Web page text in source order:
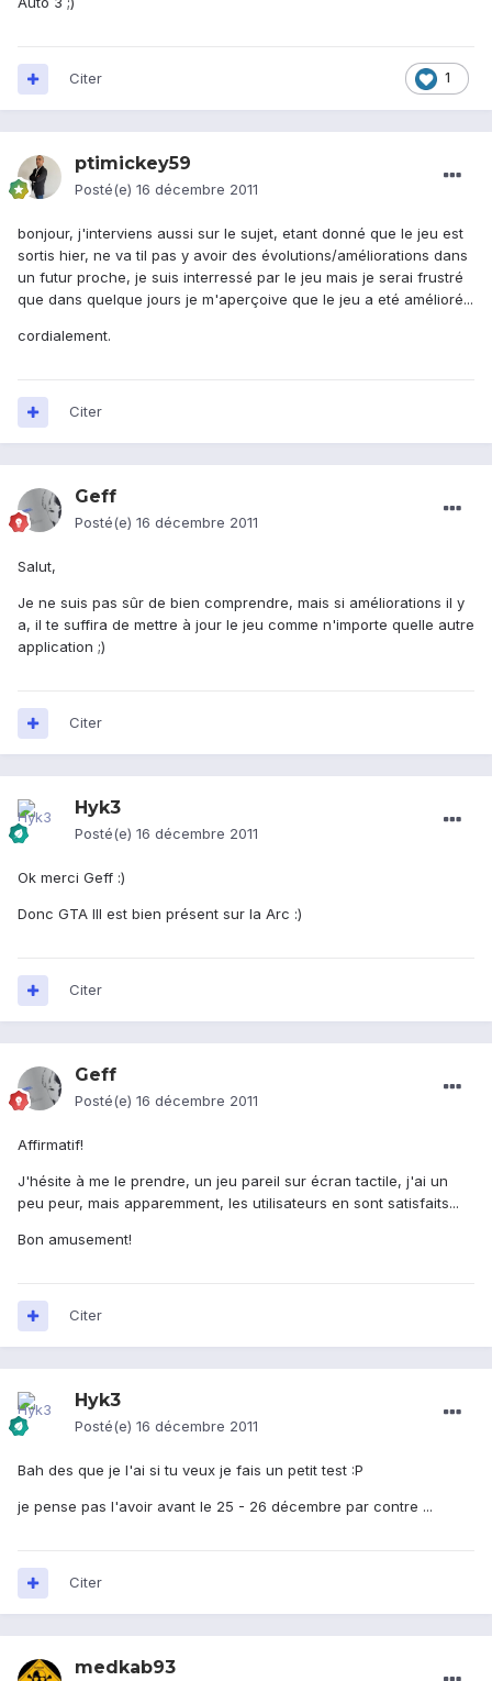
1
Citer
ptimickey59
Posté(e) 16 décembre 2011
bonjour, j'interviens aussi sur le sujet, etant donné que le jeu est
sortis hier, ne va til pas y avoir des évolutions/améliorations dans
un futur proche, je suis interressé par le jeu mais je serai frustré
que dans quelque jours je m'aperçoive que le jeu a eté amélioré...
cordialement.
Citer
Geff
Posté(e) 16 décembre 2011
Salut,
Je ne suis pas sûr de bien comprendre, mais si améliorations il y
a, il te suffira de mettre à jour le jeu comme n'importe quelle autre
application ;)
Citer
Hyk3
Posté(e) 16 décembre 2011
Ok merci Geff :)
Donc GTA III est bien présent sur la Arc :)
Citer
Geff
Posté(e) 16 décembre 2011
Affirmatif!
J'hésite à me le prendre, un jeu pareil sur écran tactile, j'ai un
peu peur, mais apparemment, les utilisateurs en sont satisfaits...
Bon amusement!
Citer
Hyk3
Posté(e) 16 décembre 2011
Bah des que je l'ai si tu veux je fais un petit test :P
je pense pas l'avoir avant le 25 - 26 décembre par contre ...
Citer
medkab93